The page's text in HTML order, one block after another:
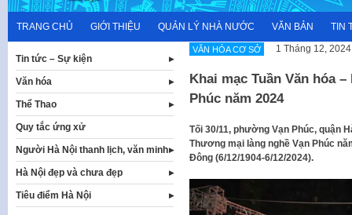
TRANG CHỦ GIỚI THIỆU QUẢN LÝ NHÀ NƯỚC VĂN BẢN TIN
VĂN HÓA CƠ SỞ 1 Tháng 12, 2024
Khai mạc Tuần Văn hóa
Phúc năm 2024
Tối 30/11, phường Vạn Phúc, quận
Thương mại làng nghề Vạn Phúc
Đông (6/12/1904-6/12/2024).
Tin tức – Sự kiện
Văn hóa
Thể Thao
Quy tắc ứng xử
Người Hà Nội thanh lịch, văn minh
Hà Nội đẹp và chưa đẹp
Tiêu điểm Hà Nội